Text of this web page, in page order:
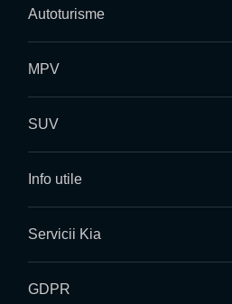
Autoturisme
MPV
SUV
Info utile
Servicii Kia
GDPR